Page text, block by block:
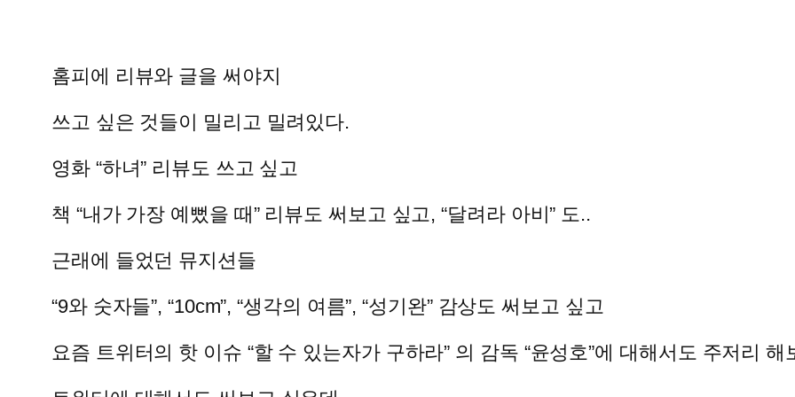
홈피에 리뷰와 글을 써야지
쓰고 싶은 것들이 밀리고 밀려있다.
영화 “하녀” 리뷰도 쓰고 싶고
책 “내가 가장 예뻤을 때” 리뷰도 써보고 싶고, “달려라 아비” 도..
근래에 들었던 뮤지션들
“9와 숫자들”, “10cm”, “생각의 여름”, “성기완” 감상도 써보고 싶고
요즘 트위터의 핫 이슈 “할 수 있는자가 구하라” 의 감독 “윤성호”에 대해서도 주저리